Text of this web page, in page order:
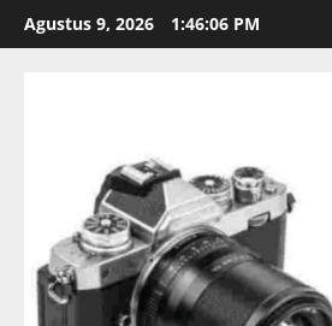
Agustus 9, 2026 1:46:07 PM